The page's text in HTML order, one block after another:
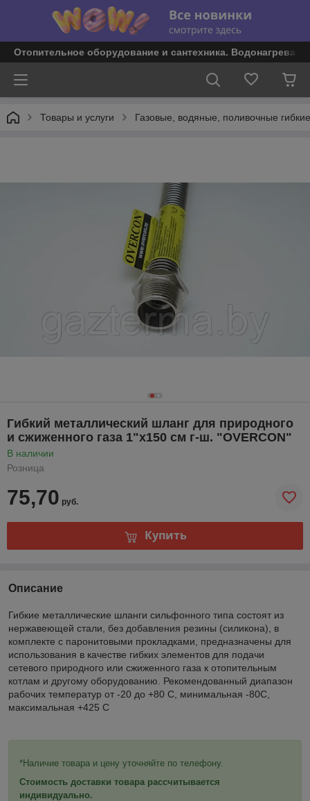
Отопительное оборудование и сантехника.
Товары и услуги Газовые, водяные, поливочные
Гибкий металлический шланг для природного
и сжиженного газа 1"х150 см г-ш. "OVERCON"
В наличии
Розница
75,70 руб.
Купить
Описание
Гибкие металлические шланги сильфонного типа состоят из
нержавеющей стали, без добавления резины (силикона), в
комплекте с паронитовыми прокладками, предназначены для
использования в качестве гибких элементов для подачи
сетевого природного или сжиженного газа к отопительным
котлам и другому оборудованию. Рекомендованный диапазон
рабочих температур от -20 до +80 С, минимальная -80С,
максимальная +425 С
*Наличие товара и цену уточняйте по телефону.
Стоимость доставки товара рассчитывается
индивидуально.